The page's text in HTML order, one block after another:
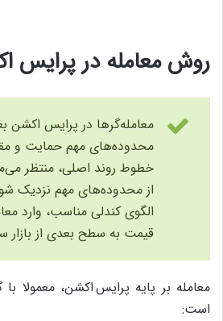
روش معامله در پرایس
معامله‌گرها در پرایس اکشن
محدوده‌های مهم حمایت و
خطوط روند اصلی، منتظر
از محدوده‌های مهم نزدیک
الگوی کندلی مناسب، وارد
قیمت به سطح بعدی از بازار
معامله بر پایه پرایس اکشن، معمولا
است: